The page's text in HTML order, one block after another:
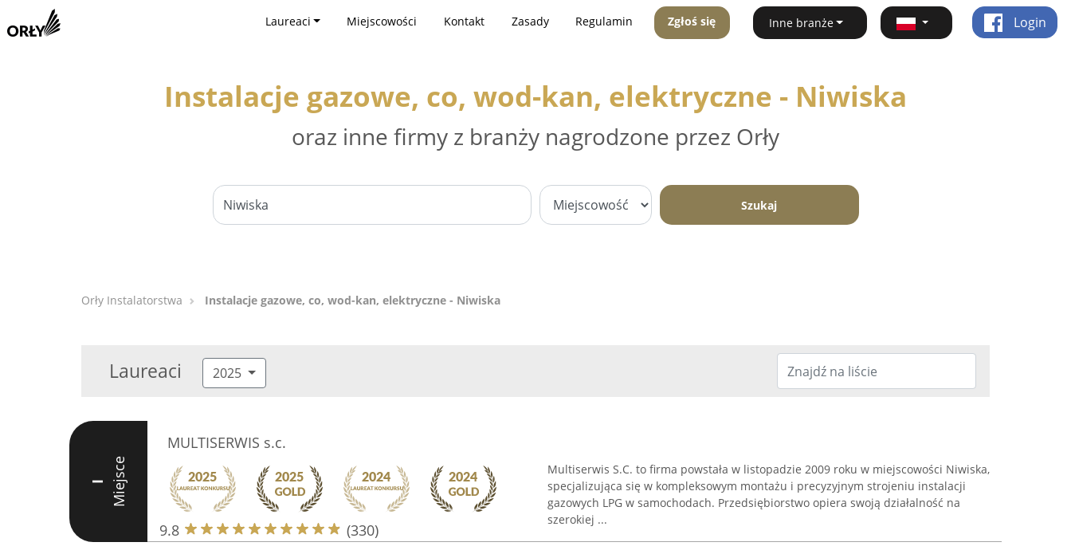
Laureaci Miejscowości Kontakt Zasady Regulamin Zgłoś się Inne branże Login
Instalacje gazowe, co, wod-kan, elektryczne - Niwiska
oraz inne firmy z branży nagrodzone przez Orły
Szukaj
Orły Instalatorstwa Instalacje gazowe, co, wod-kan, elektryczne - Niwiska
Laureaci 2025
I Miejsce
MULTISERWIS s.c.
9.8 (330)
Multiserwis S.C. to firma powstała w listopadzie 2009 roku w miejscowości Niwiska,
specjalizująca się w kompleksowym montażu i precyzyjnym strojeniu instalacji
gazowych LPG w samochodach. Przedsiębiorstwo opiera swoją działalność na
szerokiej ...